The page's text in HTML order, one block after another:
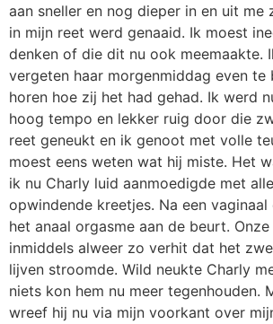
aan sneller en nog dieper in en uit me
in mijn reet werd genaaid. Ik moest
denken of die dit nu ook meemaakte.
vergeten haar morgenmiddag even te
horen hoe zij het had gehad. Ik werd
hoog tempo en lekker ruig door die
reet geneukt en ik genoot met volle
moest eens weten wat hij miste. Het
ik nu Charly luid aanmoedigde met
opwindende kreetjes. Na een vaginaal
het anaal orgasme aan de beurt.
inmiddels alweer zo verhit dat het
lijven stroomde. Wild neukte Charly
niets kon hem nu meer tegenhouden.
wreef hij nu via mijn voorkant over